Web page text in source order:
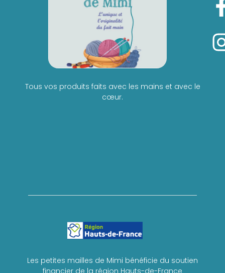
Tous vos produits faits avec les mains et avec le
cœur.
Les petites mailles de Mimi bénéficie du soutien